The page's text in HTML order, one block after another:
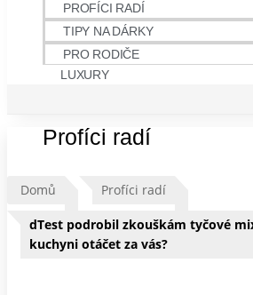
PROFÍCI RADÍ
TIPY NA DÁRKY
PRO RODIČE
LUXURY
Profíci radí
Domů Profíci radí
dTest podrobil zkouškám tyčové
kuchyni otáčet za vás?